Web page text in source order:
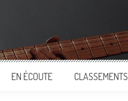
EN ÉCOUTE CLASSEMENTS